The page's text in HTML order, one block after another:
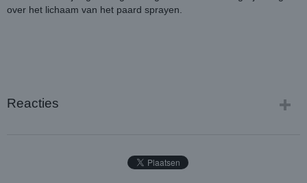
over het lichaam van het paard sprayen.
Reacties